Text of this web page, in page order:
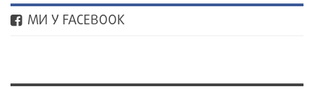
МИ У FACEBOOK